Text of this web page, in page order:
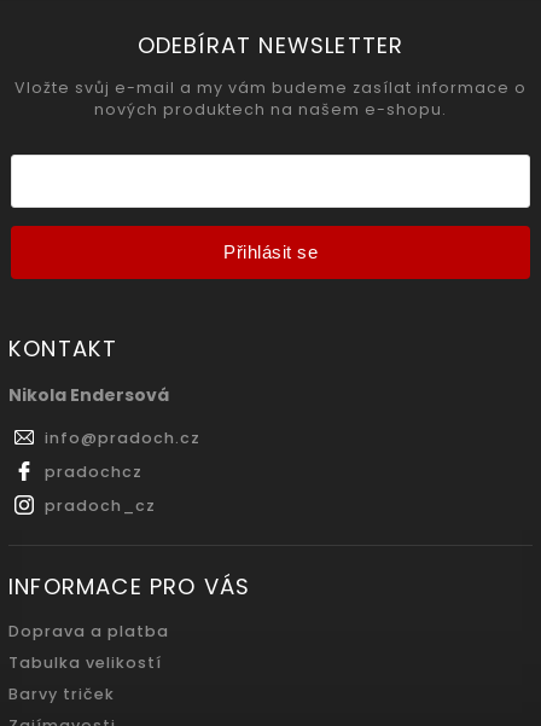
ODEBÍRAT NEWSLETTER
Vložte svůj e-mail a my vám budeme zasílat informace o
nových produktech na našem e-shopu.
Přihlásit se
KONTAKT
Nikola Endersová
info@pradoch.cz
pradochcz
pradoch_cz
INFORMACE PRO VÁS
Doprava a platba
Tabulka velikostí
Barvy triček